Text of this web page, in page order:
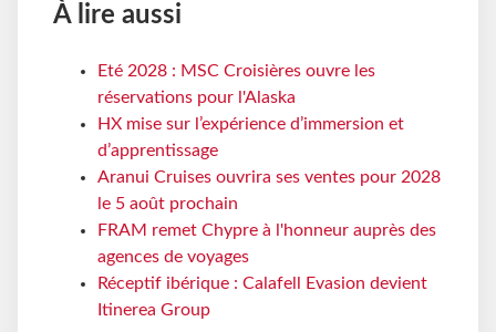
À lire aussi
Eté 2028 : MSC Croisières ouvre les
réservations pour l'Alaska
HX mise sur l’expérience d’immersion et
d’apprentissage
Aranui Cruises ouvrira ses ventes pour 2028
le 5 août prochain
FRAM remet Chypre à l'honneur auprès des
agences de voyages
Réceptif ibérique : Calafell Evasion devient
Itinerea Group